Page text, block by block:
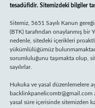
tesadüfidir. Sitemizdeki bilgiler
Sitemiz, 5651 Sayılı Kanun
(BTK) tarafından onaylanmış bir
nedenle, sitedeki içerikleri
yükümlülüğümüz
sorumluluğunu taşımakta olup,
sayılırlar.
Hukuka ve yasal düzenlemelere
backlinkpanelicomtr@gmail.com
yasal süre içerisinde sitemizden